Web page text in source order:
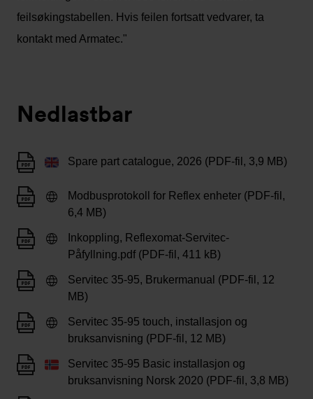
feilsøkingstabellen. Hvis feilen fortsatt vedvarer, ta
kontakt med Armatec."
Nedlastbar
Spare part catalogue, 2026 (PDF-fil, 3,9 MB)
Modbusprotokoll for Reflex enheter (PDF-fil,
6,4 MB)
Inkoppling, Reflexomat-Servitec-
Påfyllning.pdf (PDF-fil, 411 kB)
Servitec 35-95, Brukermanual (PDF-fil, 12
MB)
Servitec 35-95 touch, installasjon og
bruksanvisning (PDF-fil, 12 MB)
Servitec 35-95 Basic installasjon og
bruksanvisning Norsk 2020 (PDF-fil, 3,8 MB)